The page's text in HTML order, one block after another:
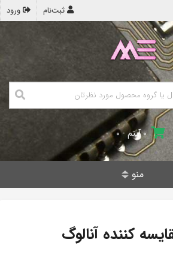
ورود ثبت‌نام
۰ آیتم - ۰
منو
کننده آنالوگ